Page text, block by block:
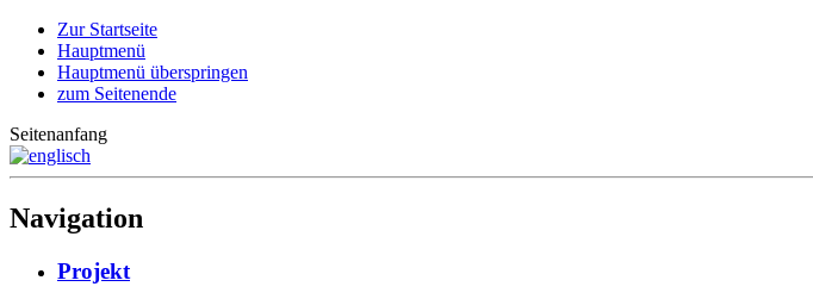
Zur Startseite
Hauptmenü
Hauptmenü überspringen
zum Seitenende
Seitenanfang
Navigation
Projekt